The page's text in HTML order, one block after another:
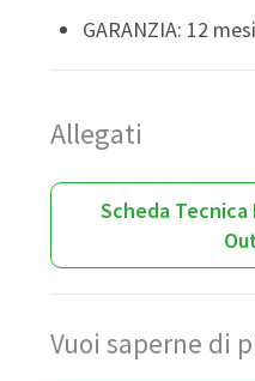
GARANZIA: 12 mesi
Allegati
Scheda
Vuoi saperne di